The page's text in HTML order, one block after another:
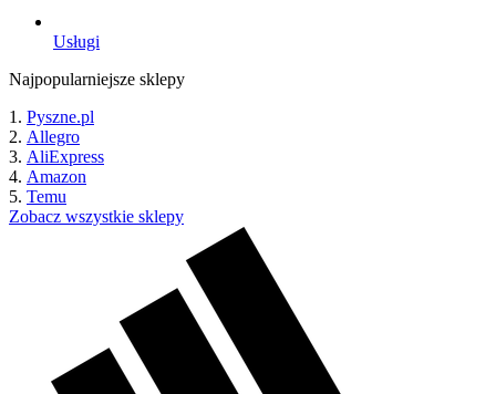
Usługi
Najpopularniejsze sklepy
Pyszne.pl
Allegro
AliExpress
Amazon
Temu
Zobacz wszystkie sklepy